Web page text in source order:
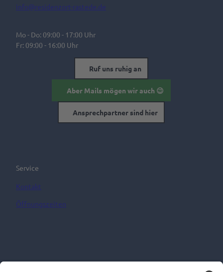
info@residenzort-rastede.de
Mo - Do: 09:00 - 17:00 Uhr
Fr: 09:00 - 16:00 Uhr
Ruf uns ruhig an
Aber Mails mögen wir auch 😉
Ansprechpartner sind hier
Service
Kontakt
Öffnungszeiten